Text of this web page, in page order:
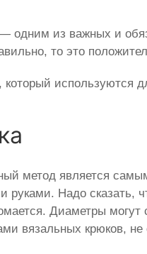
одним из важных и
то это
используются
метод является
руками. Надо сказать,
Диаметры
вязальных крюков,